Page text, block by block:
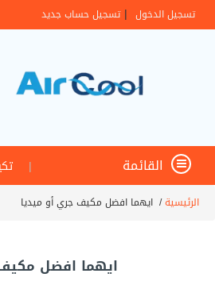
تسجيل الدخول | تسجيل حساب جديد
القائمة |
الرئيسية/ ايهما افضل مكيف جري أو ميديا
ايهما افضل